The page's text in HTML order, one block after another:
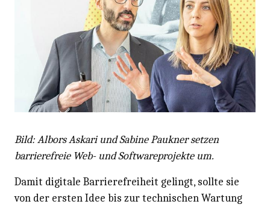
Bild: Albors Askari und Sabine Paukner setzen
barrierefreie Web- und Softwareprojekte um.
Damit digitale Barrierefreiheit gelingt, sollte sie
von der ersten Idee bis zur technischen Wartung